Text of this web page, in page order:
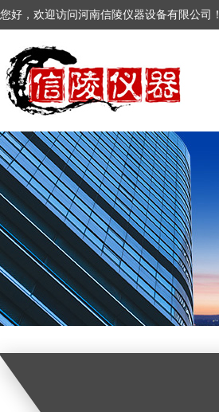
您好，欢迎访问河南信陵仪器设备有限公司！